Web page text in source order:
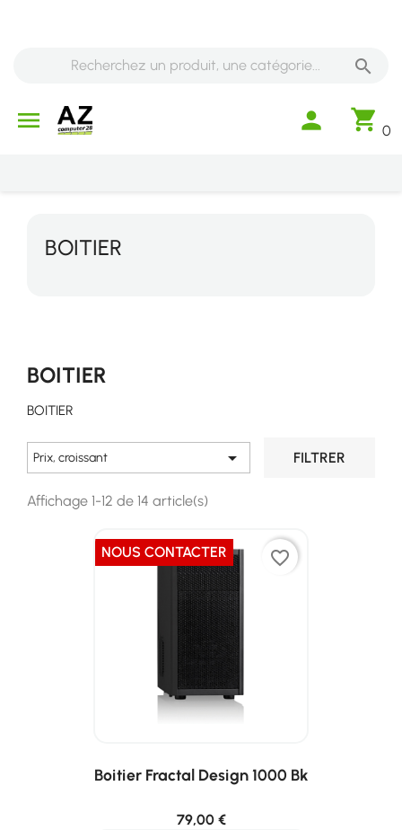

 shopping_cart 0
person
BOITIER
BOITIER
BOITIER
Prix, croissant  FILTRER
Affichage 1-12 de 14 article(s)
NOUS CONTACTER favorite_border
Boitier Fractal Design 1000 Bk
79,00 €